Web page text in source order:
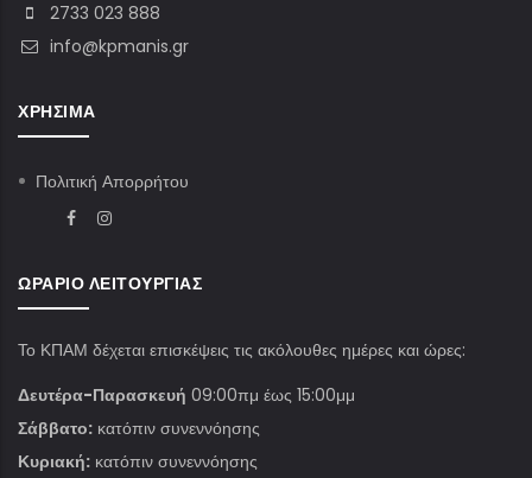
2733 023 888
info@kpmanis.gr
ΧΡΉΣΙΜΑ
Πολιτική Απορρήτου
ΩΡΆΡΙΟ ΛΕΙΤΟΥΡΓΊΑΣ
Το ΚΠΑΜ δέχεται επισκέψεις τις ακόλουθες ημέρες και ώρες:
Δευτέρα-Παρασκευή 09:00πμ έως 15:00μμ
Σάββατο: κατόπιν συνεννόησης
Κυριακή: κατόπιν συνεννόησης